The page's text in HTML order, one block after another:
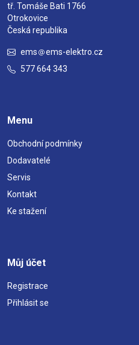
tř. Tomáše Bati 1766
Otrokovice
Česká republika
ems
ems-elektro.cz
577 664 343
Menu
Obchodní podmínky
Dodavatelé
Servis
Kontakt
Ke stažení
Můj účet
Registrace
Přihlásit se